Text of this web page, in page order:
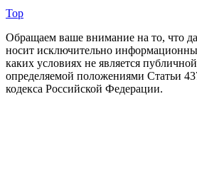
Top
Обращаем ваше внимание на то, что
носит исключительно
каких условиях не является
определяемой положениями Статьи
кодекса Российской Федерации.